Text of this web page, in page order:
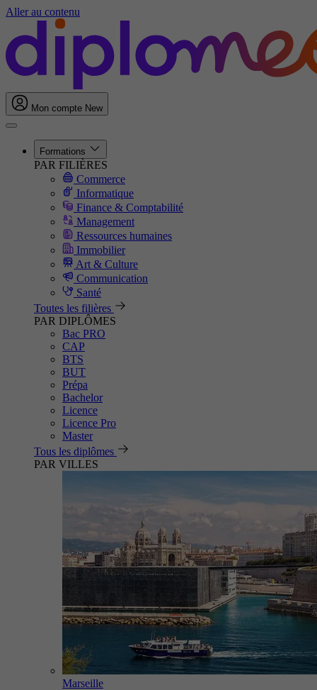
Aller au contenu
Mon compte New
Formations
PAR FILIÈRES
Commerce
Informatique
Finance & Comptabilité
Management
Ressources humaines
Immobilier
Art & Culture
Communication
Santé
Toutes les filières
PAR DIPLÔMES
Bac PRO
CAP
BTS
BUT
Prépa
Bachelor
Licence
Licence Pro
Master
Tous les diplômes
PAR VILLES
Marseille